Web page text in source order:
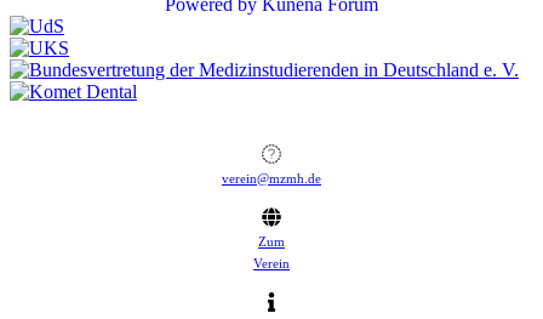
Powered by Kunena Forum
verein@mzmh.de
Zum
Verein